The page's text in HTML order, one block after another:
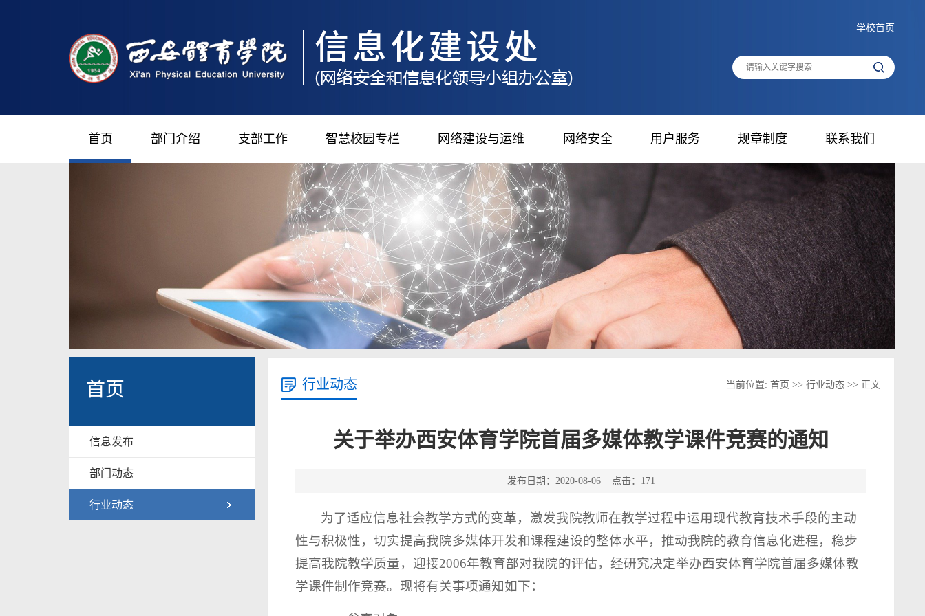
学校首页
首页 部门介绍 支部工作 智慧校园专栏 网络建设与运维 网络安全 用户服务 规章制度 联系我们
首页
信息发布
部门动态
行业动态
行业动态 当前位置: 首页 >> 行业动态 >> 正文
关于举办西安体育学院首届多媒体教学课件竞赛的通知
发布日期：2020-08-06 点击： 171
为了适应信息社会教学方式的变革，激发我院教师在教学过程中运用现代教育技术手段的主动
性与积极性，切实提高我院多媒体开发和课程建设的整体水平，推动我院的教育信息化进程，稳步
提高我院教学质量，迎接2006年教育部对我院的评估，经研究决定举办西安体育学院首届多媒体教
学课件制作竞赛。现将有关事项通知如下：